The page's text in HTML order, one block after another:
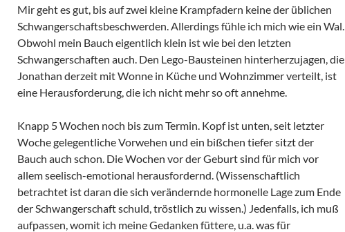
Mir geht es gut, bis auf zwei kleine Krampfadern keine der üblichen
Schwangerschaftsbeschwerden. Allerdings fühle ich mich wie ein Wal.
Obwohl mein Bauch eigentlich klein ist wie bei den letzten
Schwangerschaften auch. Den Lego-Bausteinen hinterherzujagen, die
Jonathan derzeit mit Wonne in Küche und Wohnzimmer verteilt, ist
eine Herausforderung, die ich nicht mehr so oft annehme.
Knapp 5 Wochen noch bis zum Termin. Kopf ist unten, seit letzter
Woche gelegentliche Vorwehen und ein bißchen tiefer sitzt der
Bauch auch schon. Die Wochen vor der Geburt sind für mich vor
allem seelisch-emotional herausfordernd. (Wissenschaftlich
betrachtet ist daran die sich verändernde hormonelle Lage zum Ende
der Schwangerschaft schuld, tröstlich zu wissen.) Jedenfalls, ich muß
aufpassen, womit ich meine Gedanken füttere, u.a. was für